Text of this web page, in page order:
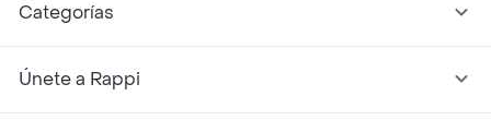
Categorías
Únete a Rappi